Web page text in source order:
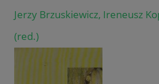
Jerzy Brzuskiewicz, Ireneusz
(red.)